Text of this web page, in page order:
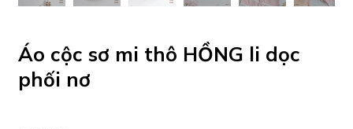
Áo cộc sơ mi thô HỒNG li dọc
phối nơ